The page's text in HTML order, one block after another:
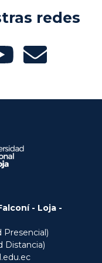
redes
- Loja -
Presencial)
Distancia)